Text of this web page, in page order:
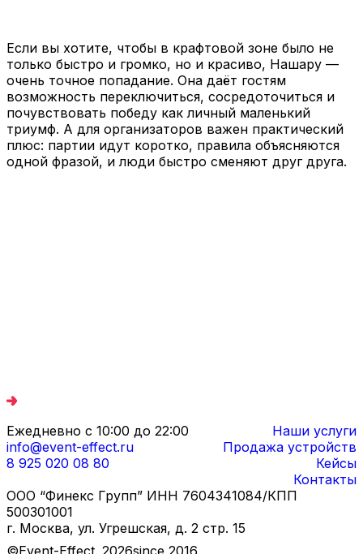
Если вы хотите, чтобы в крафтовой зоне было не
только быстро и громко, но и красиво, Нашару —
очень точное попадание. Она даёт гостям
возможность переключиться, сосредоточиться и
почувствовать победу как личный маленький
триумф. А для организаторов важен практический
плюс: партии идут коротко, правила объясняются
одной фразой, и люди быстро сменяют друг друга.
Ежедневно с 10:00 до 22:00
info@event-effect.ru
8 925 020 08 80
Наши услуги
Продажа устройств
Кейсы
Контакты
ООО “Финекс Групп” ИНН 7604341084/КПП
500301001
г. Москва, ул. Угрешская, д. 2 стр. 15
©Event-Effect. 2026since 2016